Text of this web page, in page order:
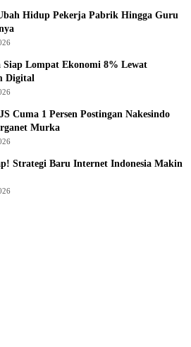
Hidup Pekerja Pabrik Hingga Guru
Siap Lompat Ekonomi 8% Lewat
Digital
Cuma 1 Persen Postingan Nakesindo
Murka
Strategi Baru Internet Indonesia Makin